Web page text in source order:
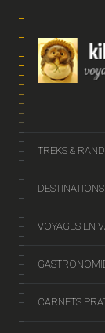
TREKS &
DESTINATIONS
VOYAGES EN
CARNETS